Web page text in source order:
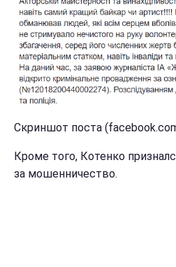
Скриншот поста
Кроме того, Котенко
за мошенничество.